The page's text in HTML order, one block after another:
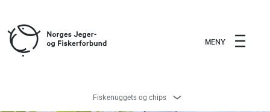
MENY
Fiskenuggets og chips